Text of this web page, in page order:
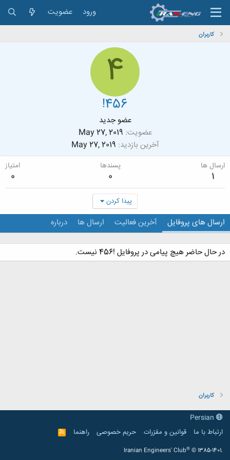
ورود عضویت
کاربران
4
!456
عضو جدید
عضویت May 27, 2019
آخرین بازدید May 27, 2019
ارسال ها
1
پسندها
0
امتیاز
0
پیدا کردن
ارسال های پروفایل آخرین فعالیت ارسال ها درباره
در حال حاضر هیچ پیامی در پروفایل !456 نیست.
کاربران
ارتباط با ما
قوانین و مقرّرات حریم خصوصی راهنما
R
S
Iranian Engineers' Club® © 1385-1401.